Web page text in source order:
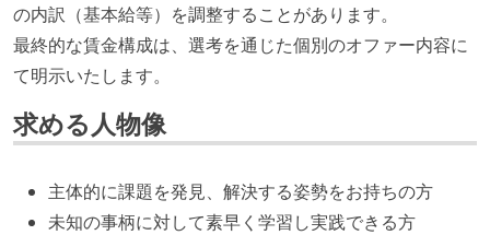
の内訳（基本給等）を調整することがあります。
最終的な賃金構成は、選考を通じた個別のオファー内容に
て明示いたします。
求める人物像
主体的に課題を発見、解決する姿勢をお持ちの方
未知の事柄に対して素早く学習し実践できる方